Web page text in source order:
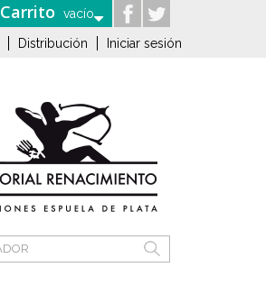
Carrito vacío
Distribución Iniciar sesión